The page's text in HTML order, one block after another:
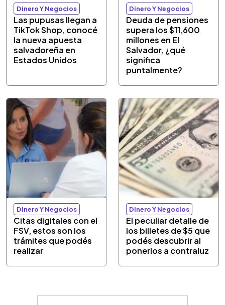
Dinero Y Negocios
Las pupusas llegan a
TikTok Shop, conocé
la nueva apuesta
salvadoreña en
Estados Unidos
Dinero Y Negocios
Deuda de pensiones
supera los $11,600
millones en El
Salvador, ¿qué
significa
puntalmente?
Dinero Y Negocios
Citas digitales con el
FSV, estos son los
trámites que podés
realizar
Dinero Y Negocios
El peculiar detalle de
los billetes de $5 que
podés descubrir al
ponerlos a contraluz